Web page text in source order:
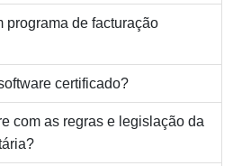
programa de facturação
certificado?
com as regras e legislação da